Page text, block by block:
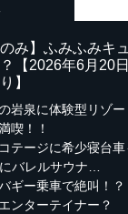
のみ】ふみふみキ
【2026年6月20
】
岩泉に体験型リゾー
喫！！
テージに希少寝台車
バレルサウナ…
ギー乗車で絶叫！？
ンターテイナー？